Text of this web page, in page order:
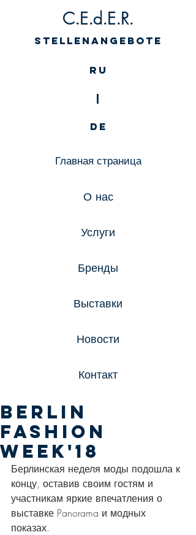
C.E.d.E.R.
Stellenangebote
RU
DE
Главная страница
О нас
Услуги
Бренды
Выставки
Новости
Контакт
Berlin
Fashion
Week'18
Берлинская неделя моды подошла к
концу, оставив своим гостям и
участникам яркие впечатления о
выставке Panorama и модных
показах.